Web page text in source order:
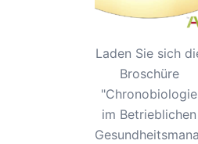
Laden Sie sich
Broschüre
"Chronobiologie
im Betrieblichen